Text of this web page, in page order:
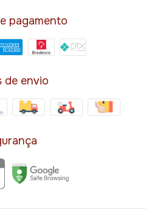
pagamento
de envio